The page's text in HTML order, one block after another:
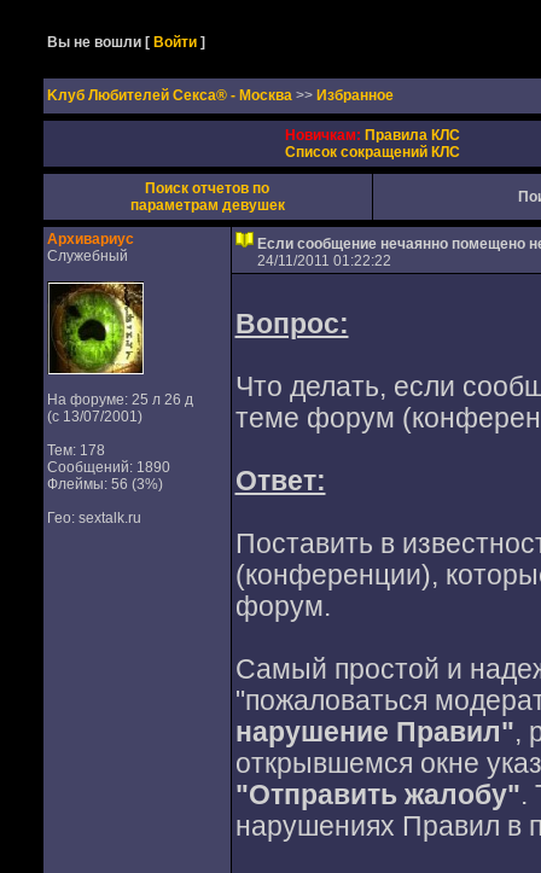
Вы не вошли [Войти ]
Kлуб Любителей Секса® - Москва >> Избранное
Новичкам: Правила КЛС
Список сокращений КЛС
Поиск отчетов по
параметрам девушек
Архивариус
Служебный
На форуме: 25 л 26 д
(с 13/07/2001)
Тем: 178
Сообщений: 1890
Флеймы: 56 (3%)
Гео: sextalk.ru
Если сообщение нечаянно помещено
24/11/2011 01:22:22
Вопрос:
Что делать, если
теме форум
Ответ:
Поставить в
(конференции),
форум.
Самый простой и
"пожаловаться
нарушение Правил",
открывшемся окне
"Отправить жалобу".
нарушениях Правил в